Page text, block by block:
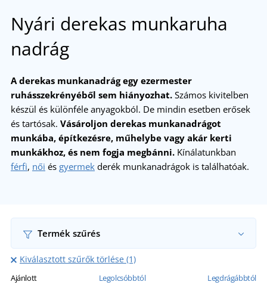
Nyári derekas munkaruha
nadrág
A derekas munkanadrág egy ezermester
ruhásszekrényéből sem hiányozhat. Számos kivitelben
készül és különféle anyagokból. De mindin esetben erősek
és tartósak. Vásároljon derekas munkanadrágot
munkába, építkezésre, műhelybe vagy akár kerti
munkákhoz, és nem fogja megbánni. Kínálatunkban
férfi, női és gyermek derék munkanadrágok is találhatóak.
Termék szűrés
Kiválasztott szűrők törlése (1)
Ajánlott Legolcsóbbtól Legdrágábbtól